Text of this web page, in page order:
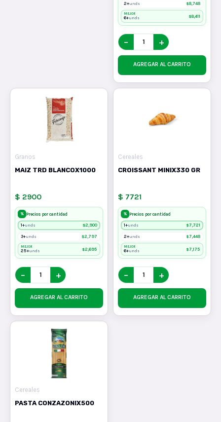
2+unds $8,748
MEJOR
6+unds $8,411
− +
AGREGAR AL CARRITO
Granos
MAIZ TRD BLANCOX1000
$ 2900
% Precios por cantidad
1+unds $2,900
3+unds $2,797
MEJOR
25+unds $2,695
− +
AGREGAR AL CARRITO
Cereales
CROISSANT MINIX330 GR
$ 7721
% Precios por cantidad
1+unds $7,721
2+unds $7,448
MEJOR
6+unds $7,175
− +
AGREGAR AL CARRITO
Cereales
PASTA CONZAZONIX500